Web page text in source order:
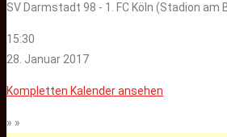
SV Darmstadt 98 - 1. FC Köln (Stadion am
15:30
28. Januar 2017
Kompletten Kalender ansehen
» »